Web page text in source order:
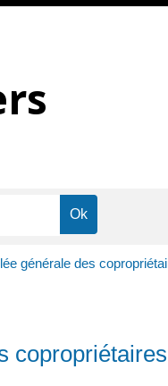
générale des
copropriétaires